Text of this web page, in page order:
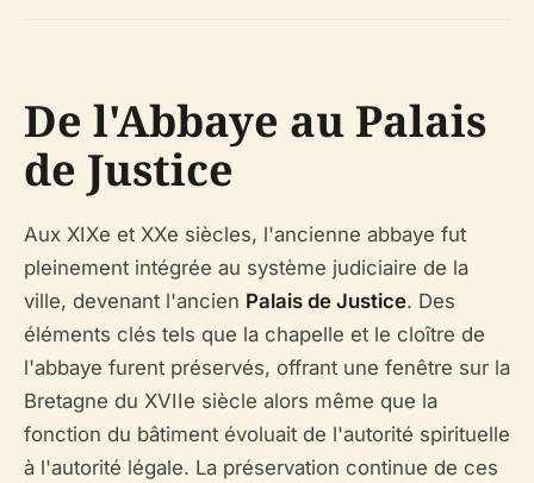
De l'Abbaye au Palais
de Justice
Aux XIXe et XXe siècles, l'ancienne abbaye fut
pleinement intégrée au système judiciaire de la
ville, devenant l'ancien Palais de Justice. Des
éléments clés tels que la chapelle et le cloître de
l'abbaye furent préservés, offrant une fenêtre sur la
Bretagne du XVIIe siècle alors même que la
fonction du bâtiment évoluait de l'autorité spirituelle
à l'autorité légale. La préservation continue de ces